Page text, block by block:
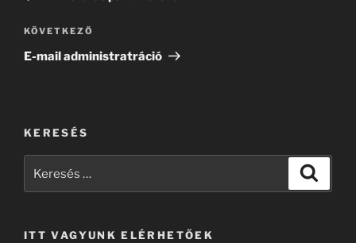
Következő
bejegyzés
KÖVETKEZŐ
E-mail administratráció
KERESÉS
ITT VAGYUNK ELÉRHETŐEK